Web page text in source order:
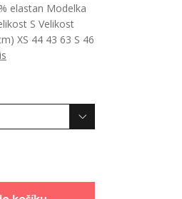
elastan Modelka
S Velikost
XS 44 43 63 S 46